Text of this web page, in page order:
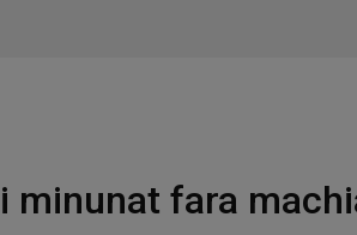
minunat fara